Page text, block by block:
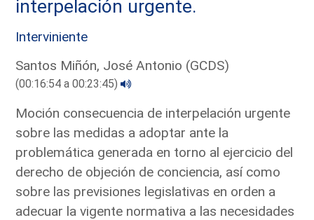
interpelación urgente.
Interviniente
Santos Miñón, José Antonio (GCDS)
(00:16:54 a 00:23:45)
Moción consecuencia de interpelación urgente
sobre las medidas a adoptar ante la
problemática generada en torno al ejercicio del
derecho de objeción de conciencia, así como
sobre las previsiones legislativas en orden a
adecuar la vigente normativa a las necesidades